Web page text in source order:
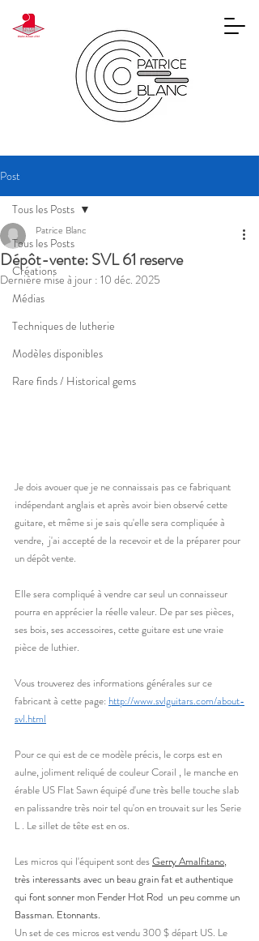
Post
Tous les Posts
Créations
Médias
Techniques de lutherie
Modèles disponibles
Rare finds / Historical gems
Tous les Posts
Dépôt-vente: SVL 61 reserve
Patrice Blanc
Dernière mise à jour : 10 déc. 2025
Je dois avouer que je ne connaissais pas ce fabriquant
indépendant anglais et après avoir bien observé cette
guitare, et même si je sais qu'elle sera compliquée à
vendre,  j'ai accepté de la recevoir et de la préparer pour
un dépôt vente.
Elle sera compliqué à vendre car seul un connaisseur
pourra en apprécier la réelle valeur. De par ses pièces,
ses bois, ses accessoires, cette guitare est une vraie
pièce de luthier.
Vous trouverez des informations générales sur ce
fabricant à cette page: http://www.svlguitars.com/about-
svl.html
Pour ce qui est de ce modèle précis, le corps est en
aulne, joliment reliqué de couleur Corail , le manche en
érable US Flat Sawn équipé d'une très belle touche slab
en palissandre très noir tel qu'on en trouvait sur les Serie
L . Le sillet de tête est en os.
Les micros qui l'équipent sont des Gerry Amalfitano,
très interessants avec un beau grain fat et authentique
qui font sonner mon Fender Hot Rod  un peu comme un
Bassman. Etonnants.
Un set de ces micros est vendu 300 $ départ US. Le